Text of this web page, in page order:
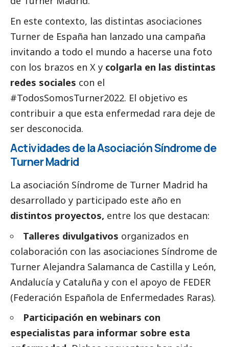
En este contexto, las distintas asociaciones
Turner de España han lanzado una campaña
invitando a todo el mundo a hacerse una foto
con los brazos en X y colgarla en las distintas
redes sociales con el
#TodosSomosTurner2022. El objetivo es
contribuir a que esta enfermedad rara deje de
ser desconocida.
Actividades de la Asociación Síndrome de
Turner Madrid
La asociación Síndrome de Turner Madrid ha
desarrollado y participado este año en
distintos proyectos, entre los que destacan:
Talleres divulgativos organizados en
colaboración con las asociaciones Síndrome de
Turner Alejandra Salamanca de Castilla y León,
Andalucía y Cataluña y con el apoyo de FEDER
(Federación Española de Enfermedades Raras).
Participación en webinars con
especialistas para informar sobre esta